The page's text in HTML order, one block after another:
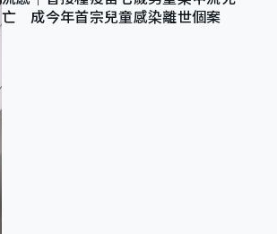
亡 成今年首宗兒童感染離世個案